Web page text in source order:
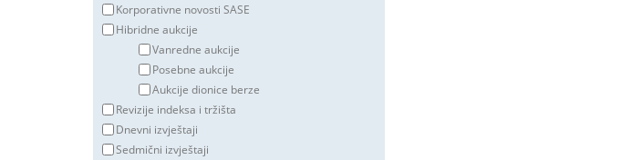
Korporativne novosti SASE
Hibridne aukcije
Vanredne aukcije
Posebne aukcije
Aukcije dionice berze
Revizije indeksa i tržišta
Dnevni izvještaji
Sedmični izvještaji